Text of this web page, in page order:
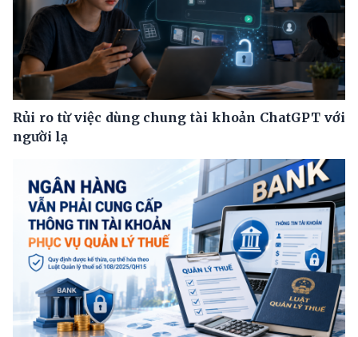
Rủi ro từ việc dùng chung tài khoản ChatGPT với
người lạ